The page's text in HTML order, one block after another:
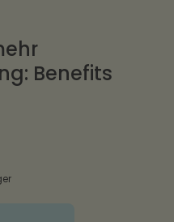
Benefits